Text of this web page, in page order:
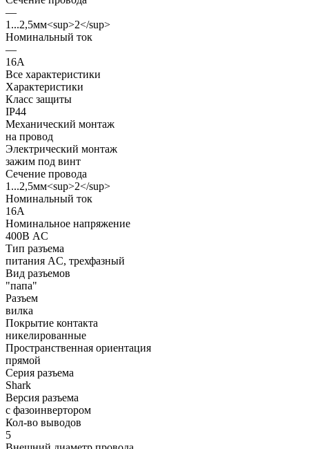
—
1...2,5мм<sup>2</sup>
Номинальный ток
—
16А
Все характеристики
Характеристики
Класс защиты
IP44
Механический монтаж
на провод
Электрический монтаж
зажим под винт
Сечение провода
1...2,5мм<sup>2</sup>
Номинальный ток
16А
Номинальное напряжение
400В AC
Тип разъема
питания AC, трехфазный
Вид разъемов
"папа"
Разъем
вилка
Покрытие контакта
никелированные
Пространственная ориентация
прямой
Серия разъема
Shark
Версия разъема
с фазоинвертором
Кол-во выводов
5